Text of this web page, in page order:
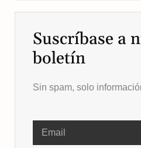
Suscríbase a
boletín
Sin spam, solo